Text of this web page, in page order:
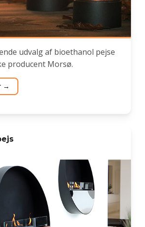
udvalg af bioethanol pejse
producent Morsø.